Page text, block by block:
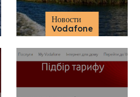
Новости
Vodafone